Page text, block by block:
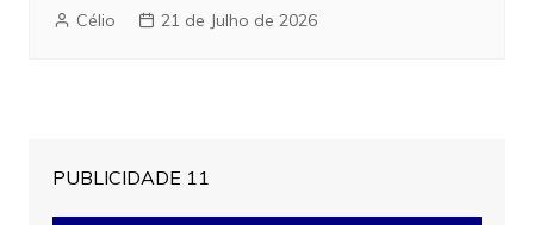
Célio 21 de Julho de 2026
PUBLICIDADE 11